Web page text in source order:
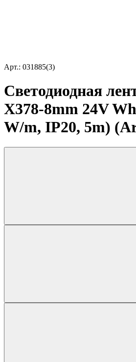
Арт.: 031885(3)
Светодиодная
X378-8mm 24V
W/m, IP20, 5m)